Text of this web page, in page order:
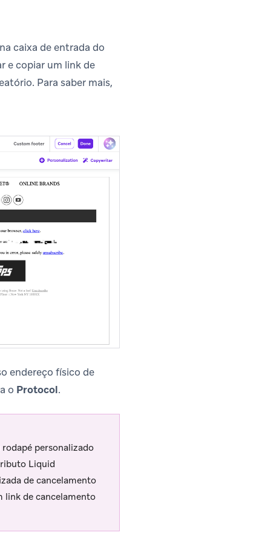
caixa de entrada do
e copiar um link de
Para saber mais,
endereço físico de
o Protocol.
personalizado
Liquid
de cancelamento
link de cancelamento